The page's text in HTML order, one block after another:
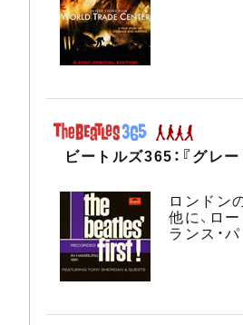
ビートルズ365：『グレ
ロンドン
他に、ロ
ランス・